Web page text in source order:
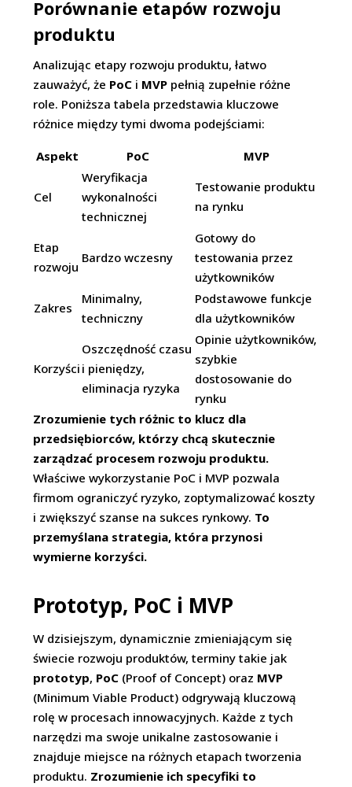
Porównanie etapów rozwoju
produktu
Analizując etapy rozwoju produktu, łatwo
zauważyć, że PoC i MVP pełnią zupełnie różne
role. Poniższa tabela przedstawia kluczowe
różnice między tymi dwoma podejściami:
Aspekt PoC MVP
Cel
Weryfikacja
wykonalności
technicznej
Testowanie produktu
na rynku
Etap
rozwoju
Bardzo wczesny
Gotowy do
testowania przez
użytkowników
Zakres
Minimalny,
techniczny
Podstawowe funkcje
dla użytkowników
Korzyści
Oszczędność czasu
i pieniędzy,
eliminacja ryzyka
Opinie użytkowników,
szybkie
dostosowanie do
rynku
Zrozumienie tych różnic to klucz dla
przedsiębiorców, którzy chcą skutecznie
zarządzać procesem rozwoju produktu.
Właściwe wykorzystanie PoC i MVP pozwala
firmom ograniczyć ryzyko, zoptymalizować koszty
i zwiększyć szanse na sukces rynkowy. To
przemyślana strategia, która przynosi
wymierne korzyści.
Prototyp, PoC i MVP
W dzisiejszym, dynamicznie zmieniającym się
świecie rozwoju produktów, terminy takie jak
prototyp, PoC (Proof of Concept) oraz MVP
(Minimum Viable Product) odgrywają kluczową
rolę w procesach innowacyjnych. Każde z tych
narzędzi ma swoje unikalne zastosowanie i
znajduje miejsce na różnych etapach tworzenia
produktu. Zrozumienie ich specyfiki to